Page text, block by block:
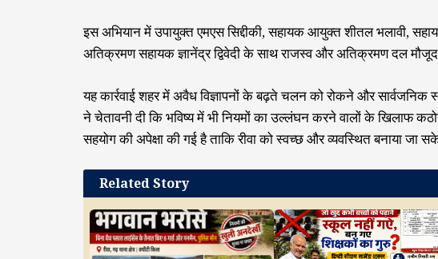
इस अभियान में उपायुक्त एमएस सिद्दीकी, सहायक आयुक्त शीतल भलावी,
अतिक्रमण सहायक ज्ञानेंद्र द्विवेदी के साथ राजस्व और अतिक्रमण दल मौजूद
यह कार्रवाई शहर में अवैध विज्ञापनों के बढ़ते चलन को रोकने और
ने चेतावनी दी कि भविष्य में भी नियमों का उल्लंघन करने वालों के खिलाफ
सहयोग की अपेक्षा की गई है ताकि रीवा को स्वच्छ और व्यवस्थित बनाया जा
Related Story